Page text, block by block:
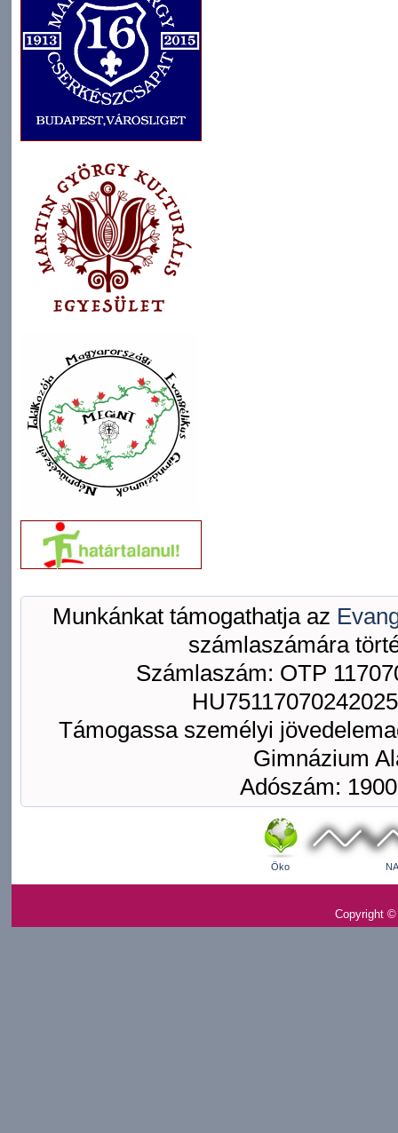
Munkánkat támogathatja az
számlaszámára
Számlaszám: OTP
Támogassa személyi
Gimnázium
Adószám:
Öko
Copyright